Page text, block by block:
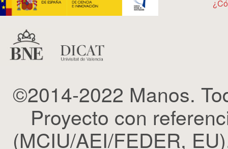
©2014-2022 Manos.
Proyecto con
(MCIU/AEI/FEDER,